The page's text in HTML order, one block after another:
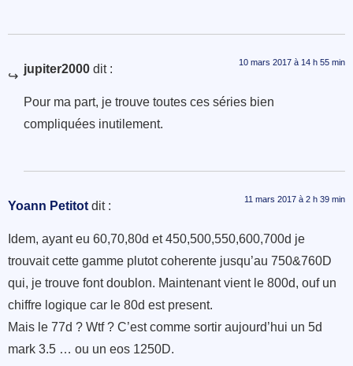
jupiter2000 dit : 10 mars 2017 à 14 h 55 min
Pour ma part, je trouve toutes ces séries bien
compliquées inutilement.
Yoann Petitot dit : 11 mars 2017 à 2 h 39 min
Idem, ayant eu 60,70,80d et 450,500,550,600,700d je
trouvait cette gamme plutot coherente jusqu’au 750&760D
qui, je trouve font doublon. Maintenant vient le 800d, ouf un
chiffre logique car le 80d est present.
Mais le 77d ? Wtf ? C’est comme sortir aujourd’hui un 5d
mark 3.5 … ou un eos 1250D.